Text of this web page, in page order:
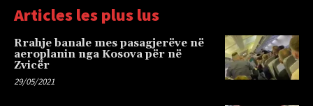
Articles les plus lus
Rrahje banale mes pasagjerëve në
aeroplanin nga Kosova për në
Zvicër
29/05/2021